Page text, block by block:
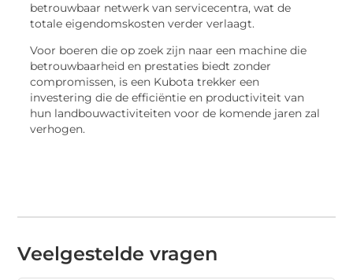
betrouwbaar netwerk van servicecentra, wat de
totale eigendomskosten verder verlaagt.
Voor boeren die op zoek zijn naar een machine die
betrouwbaarheid en prestaties biedt zonder
compromissen, is een Kubota trekker een
investering die de efficiëntie en productiviteit van
hun landbouwactiviteiten voor de komende jaren zal
verhogen.
Veelgestelde vragen